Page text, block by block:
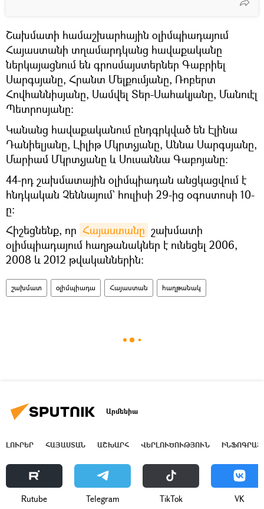
Շախմատի համաշխարհային օլիմպիադայում
Հայաստանի տղամարդկանց հավաքականը
ներկայացնում են գրոսմայստերներ Գաբրիել
Սարգսյանը, Հրանտ Մելքումյանը, Ռոբերտ
Հովհաննիսյանը, Սամվել Տեր-Սահակյանը, Մանուէլ
Պետրոսյանը:
Կանանց հավաքականում ընդգրկված են Էլինա
Դանիելյանը, Լիլիթ Մկրտչյանը, Աննա Սարգսյանը,
Մարիամ Մկրտչյանը և Սուսաննա Գաբոյանը:
44-րդ շախմատային օլիմպիադան անցկացվում է
հնդկական Չեննայում` հուլիսի 29-ից օգոստոսի 10-
ը։
Հիշեցնենք, որ Հայաստանը շախմատի
օլիմպիադայում հաղթանակներ է ունեցել 2006,
2008 և 2012 թվականներին։
շախմատ օլիմպիադա Հայաստան հաղթանակ
Արմենիա
ԼՈՒՐԵՐ ՀԱՅԱՍՏԱՆ ԱՇԽԱՐՀ ՎԵՐԼՈՒԾՈՒԹՅՈՒՆ
Rutube Telegram ТikТоk VK